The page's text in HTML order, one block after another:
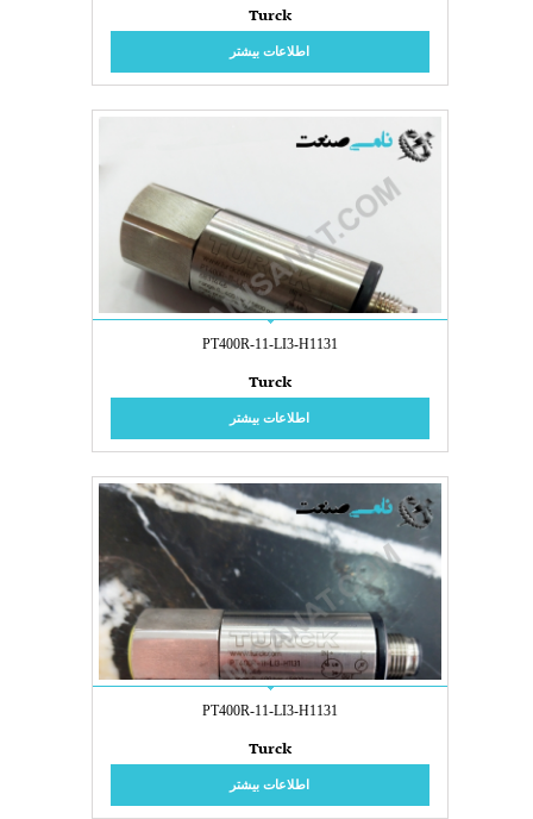
Turck
اطلاعات بیشتر
PT400R-11-LI3-H1131
Turck
اطلاعات بیشتر
PT400R-11-LI3-H1131
Turck
اطلاعات بیشتر